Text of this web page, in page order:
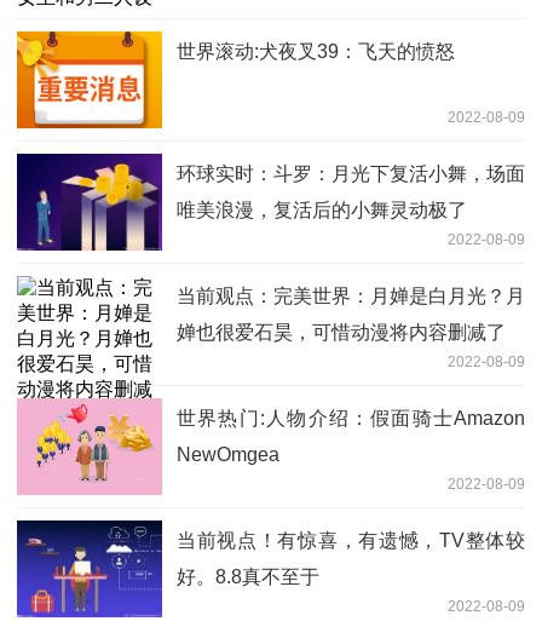
世界滚动:犬夜叉39：飞天的愤怒
2022-08-09
环球实时：斗罗：月光下复活小舞，场面
唯美浪漫，复活后的小舞灵动极了
2022-08-09
当前观点：完美世界：月婵是白月光？月
婵也很爱石昊，可惜动漫将内容删减了
2022-08-09
世界热门:人物介绍：假面骑士Amazon
NewOmgea
2022-08-09
当前视点！有惊喜，有遗憾，TV整体较
好。8.8真不至于
2022-08-09